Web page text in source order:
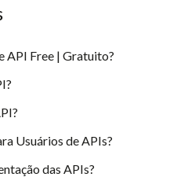
API Free | Gratuito?
Usuários de APIs?
das APIs?